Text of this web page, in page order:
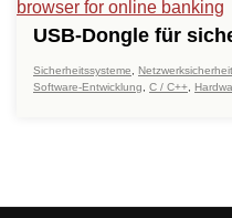
USB-Dongle für
Sicherheitssysteme
Netzwerksicherheit
Software-Entwicklung
C / C++